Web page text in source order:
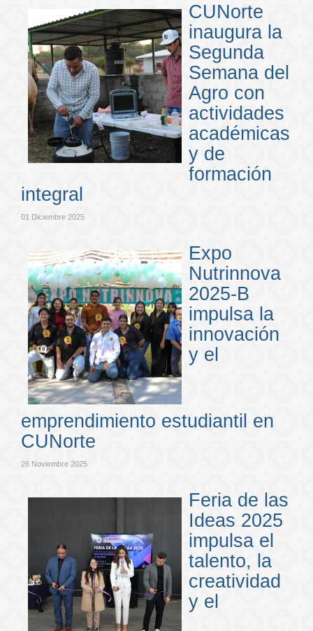
CUNorte
inaugura la
Segunda
Semana del
Agro con
actividades
académicas
y de
formación
integral
01 Diciembre 2025
Expo
Nutrinnova
2025-B
impulsa la
innovación
y el
emprendimiento estudiantil en
CUNorte
26 Noviembre 2025
Feria de las
Ideas 2025
impulsa el
talento, la
creatividad
y el